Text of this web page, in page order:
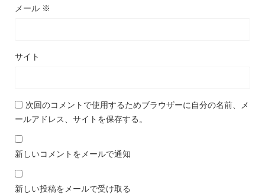
メール ※
サイト
次回のコメントで使用するためブラウザーに自分の名前、メ
ールアドレス、サイトを保存する。
新しいコメントをメールで通知
新しい投稿をメールで受け取る